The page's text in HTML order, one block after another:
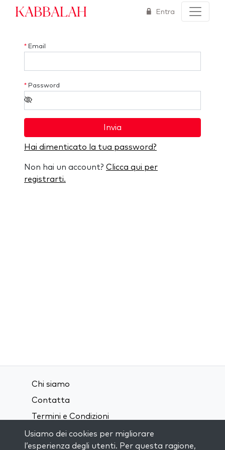
Kabbalah Entra
* Email
* Password
Invia
Hai dimenticato la tua password?
Non hai un account? Clicca qui per
registrarti.
Chi siamo
Contatta
Termini e Condizioni
Privacy Policy
Usiamo dei cookies per migliorare
l’esperienza degli utenti. Per questa ragione,